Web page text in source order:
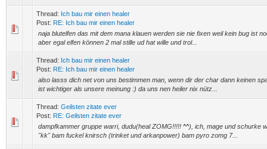
Thread: Ich bau mir einen healer
Post: RE: Ich bau mir einen healer
naja blutelfen das mit dem mana klauen werden sie nie fixen weil kein bug ist
aber egal elfen können 2 mal stille ud hat wille und trol...
Thread: Ich bau mir einen healer
Post: RE: Ich bau mir einen healer
also lasss dich net von uns bestimmen man, wenn dir der char dann keinen
ist wichtiger als unsere meinung :) da uns nen heiler nix nütz...
Thread: Geilsten zitate ever
Post: RE: Geilsten zitate ever
dampfkammer gruppe warri, dudu(heal ZOMG!!!!! ^^), ich, mage und schurke
"kk" bam fuckel knirsch (trinket und arkanpower) bam pyro zomg 7...